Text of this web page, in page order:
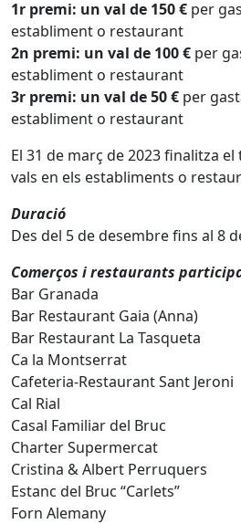
1r premi: un val de 150 € per
establiment o restaurant
2n premi: un val de 100 € per
establiment o restaurant
3r premi: un val de 50 € per
establiment o restaurant
El 31 de març de 2023 finalitza
vals en els establiments o
Duració
Des del 5 de desembre fins al 8
Comerços i restaurants
Bar Granada
Bar Restaurant Gaia (Anna)
Bar Restaurant La Tasqueta
Ca la Montserrat
Cafeteria-Restaurant Sant Jeroni
Cal Rial
Casal Familiar del Bruc
Charter Supermercat
Cristina & Albert Perruquers
Estanc del Bruc “Carlets”
Forn Alemany